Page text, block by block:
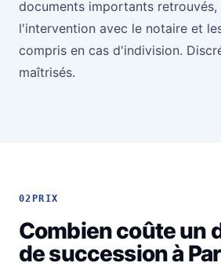
documents importants
l'intervention avec le notaire et
compris en cas d'indivision.
maîtrisés.
02 PRIX
Combien coûte un
de succession à